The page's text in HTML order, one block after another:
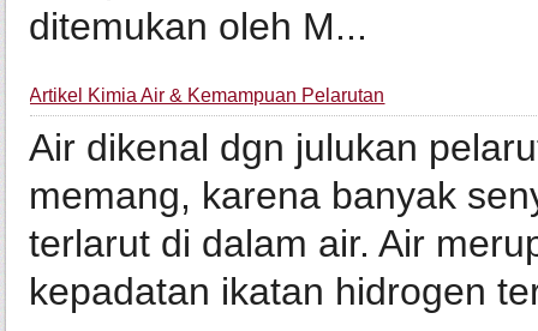
ditemukan oleh M...
Artikel Kimia Air & Kemampuan Pelarutan
Air dikenal dgn julukan
memang, karena banyak
terlarut di dalam air. Air
kepadatan ikatan hidrogen